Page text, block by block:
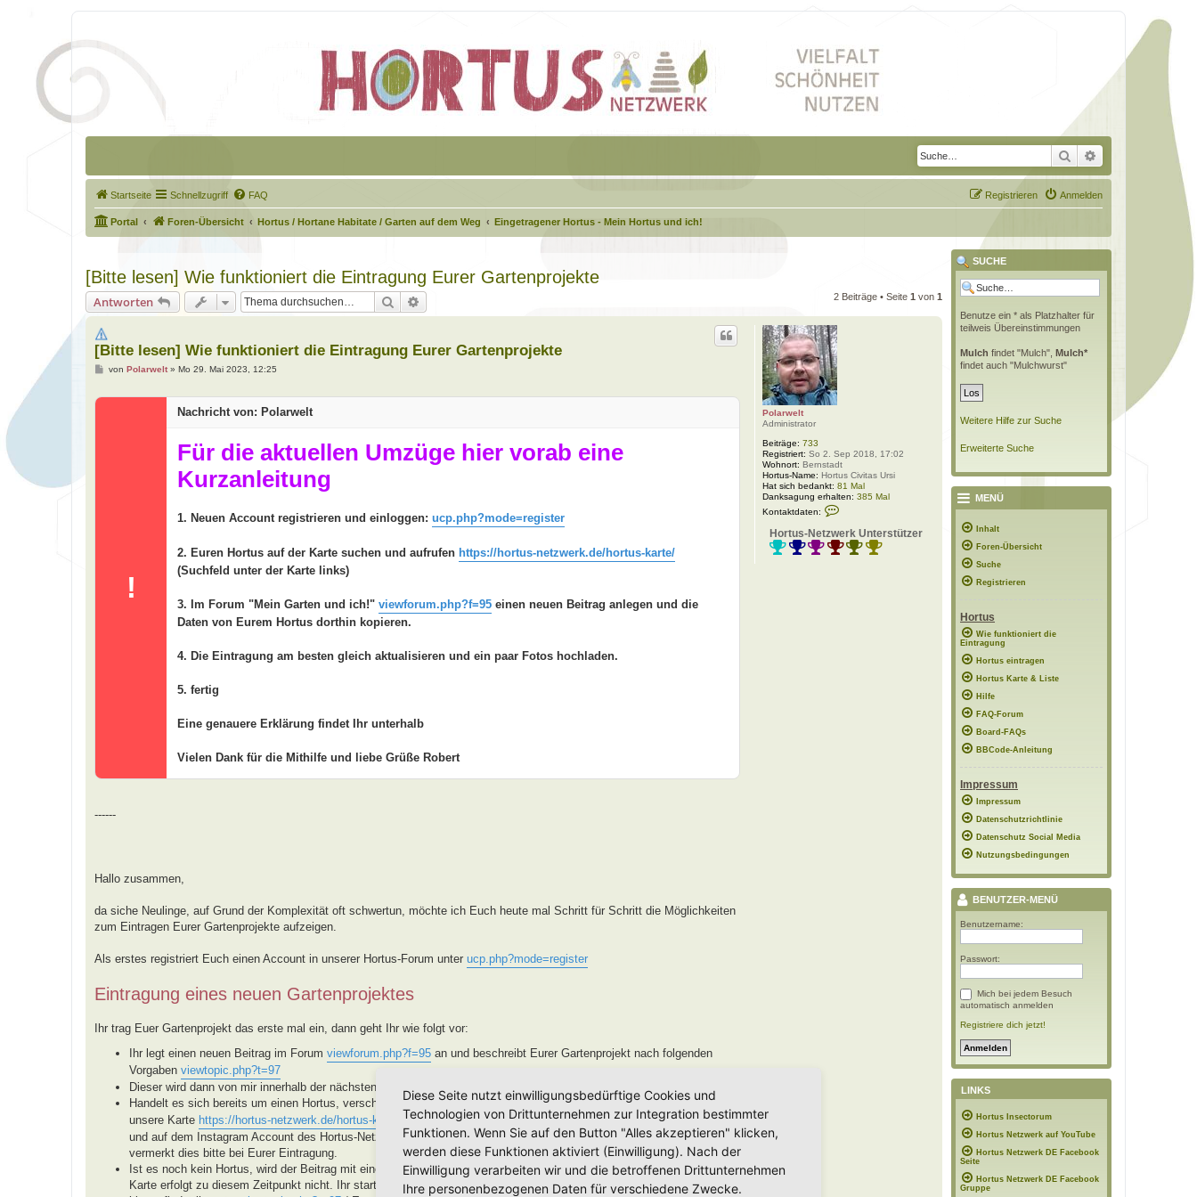
Suche Erweiterte Suche
Startseite Schnellzugriff FAQ Anmelden
Registrieren
Portal Foren-Übersicht Hortus / Hortane Habitate / Garten auf dem Weg Eingetragener Hortus - Mein Hortus und ich!
[Bitte lesen] Wie funktioniert die Eintragung Eurer Gartenprojekte
Antworten Suche 2 Beiträge • Seite 1 von 1
Polarwelt
Administrator
Beiträge: 733
Registriert: So 2. Sep 2018, 17:02
Wohnort: Bernstadt
Hortus-Name: Hortus Civitas Ursi
Hat sich bedankt: 81 Mal
Danksagung erhalten: 385 Mal
Kontaktdaten:
t
a
Hortus-Netzwerk Unterstützer
[Bitte lesen] Wie funktioniert die Eintragung Eurer Gartenprojekte
B
t
von Polarwelt» Mo 29. Mai 2023, 12:25
!
Nachricht von: Polarwelt
Für die aktuellen Umzüge hier vorab eine
Kurzanleitung
1. Neuen Account registrieren und einloggen: ucp.php?mode=register
2. Euren Hortus auf der Karte suchen und aufrufen https://hortus-netzwerk.de/hortus-karte/
(Suchfeld unter der Karte links)
3. Im Forum "Mein Garten und ich!" viewforum.php?f=95 einen neuen Beitrag anlegen und die
Daten von Eurem Hortus dorthin kopieren.
4. Die Eintragung am besten gleich aktualisieren und ein paar Fotos hochladen.
5. fertig
Eine genauere Erklärung findet Ihr unterhalb
Vielen Dank für die Mithilfe und liebe Grüße Robert
------
Hallo zusammen,
da siche Neulinge, auf Grund der Komplexität oft schwertun, möchte ich Euch heute mal Schritt für Schritt die Möglichkeiten
zum Eintragen Eurer Gartenprojekte aufzeigen.
Als erstes registriert Euch einen Account in unserer Hortus-Forum unter ucp.php?mode=register
Eintragung eines neuen Gartenprojektes
Ihr trag Euer Gartenprojekt das erste mal ein, dann geht Ihr wie folgt vor:
Ihr legt einen neuen Beitrag im Forum viewforum.php?f=95 an und beschreibt Eurer Gartenprojekt nach folgenden
Vorgaben viewtopic.php?t=97
Dieser wird dann von mir innerhalb der nächsten Tage geprüft und Kategorisiert.
Handelt es sich bereits um einen Hortus, verschiebe ich diesen in das Forum viewforum.php?f=94und trage ihn in
unsere Karte https://hortus-netzwerk.de/hortus-karte/
ein. Des weiteren wird er von mir auf der FB-Seite, FB-Gruppe
und auf dem Instagram Account des Hortus-Netzwerkes vorgestellt. Sollte eine Vorstellungnichtgewünscht sein,
vermerkt dies bitte bei Eurer Eintragung.
Ist es noch kein Hortus, wird der Beitrag mit einem Vermerk im Betreff [Weg MM-YY] versehen, eine Eintragung in die
Karte erfolgt zu diesem Zeitpunkt nicht. Ihr startet nun in die einjährige Lehr- und Entwicklungszeit (Alle Informationen
SUCHE
Benutze ein * als Platzhalter für
teilweis Übereinstimmungen
Mulch findet "Mulch", Mulch*
findet auch "Mulchwurst"
Weitere Hilfe zur Suche
Erweiterte Suche
MENÜ
Inhalt
Foren-Übersicht
Suche
Registrieren
Hortus
Wie funktioniert die
Eintragung
Hortus eintragen
Hortus Karte & Liste
Hilfe
FAQ-Forum
Board-FAQs
BBCode-Anleitung
Impressum
Impressum
Datenschutzrichtlinie
Datenschutz Social Media
Nutzungsbedingungen
BENUTZER-MENÜ
Benutzername:
Passwort:
Mich bei jedem Besuch
automatisch anmelden
Registriere dich jetzt!
LINKS
Hortus Insectorum
Hortus Netzwerk auf YouTube
Hortus Netzwerk DE Facebook
Seite
Hortus Netzwerk DE Facebook
Gruppe
Diese Seite nutzt einwilligungsbedürftige Cookies und
Technologien von Drittunternehmen zur Integration bestimmter
Funktionen. Wenn Sie auf den Button "Alles akzeptieren" klicken,
werden diese Funktionen aktiviert (Einwilligung). Nach der
Einwilligung verarbeiten wir und die betroffenen Drittunternehmen
Ihre personenbezogenen Daten für verschiedene Zwecke.